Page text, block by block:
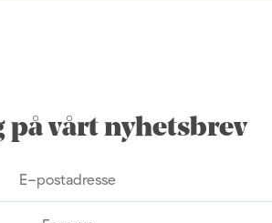
på vårt nyhetsbrev